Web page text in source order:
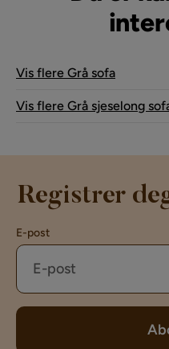
Vis flere Grå sofa
Vis flere Grå sjeselong
Registrer
E-post